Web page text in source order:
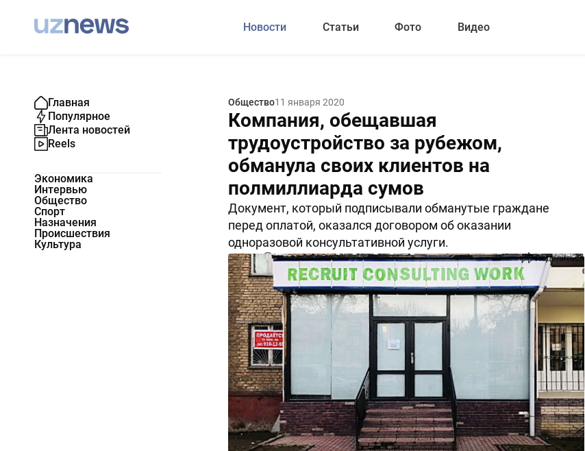
Новости Статьи Фото Видео
Главная
Популярное
Лента новостей
Reels
Экономика
Интервью
Общество
Спорт
Назначения
Происшествия
Культура
Общество11 января 2020
Компания, обещавшая
трудоустройство за рубежом,
обманула своих клиентов на
полмиллиарда сумов
Документ, который подписывали обманутые граждане
перед оплатой, оказался договором об оказании
одноразовой консультативной услуги.
7086 0 Поделиться